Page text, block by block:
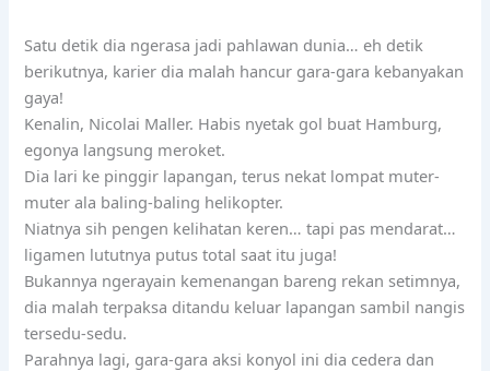
Satu detik dia ngerasa jadi pahlawan dunia… eh detik
berikutnya, karier dia malah hancur gara-gara kebanyakan
gaya!
Kenalin, Nicolai Maller. Habis nyetak gol buat Hamburg,
egonya langsung meroket.
Dia lari ke pinggir lapangan, terus nekat lompat muter-
muter ala baling-baling helikopter.
Niatnya sih pengen kelihatan keren… tapi pas mendarat…
ligamen lututnya putus total saat itu juga!
Bukannya ngerayain kemenangan bareng rekan setimnya,
dia malah terpaksa ditandu keluar lapangan sambil nangis
tersedu-sedu.
Parahnya lagi, gara-gara aksi konyol ini dia cedera dan